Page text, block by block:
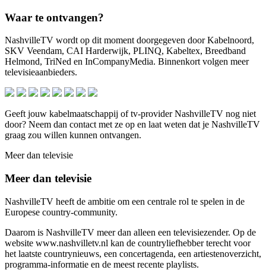
Waar te ontvangen?
NashvilleTV wordt op dit moment doorgegeven door Kabelnoord,
SKV Veendam, CAI Harderwijk, PLINQ, Kabeltex, Breedband
Helmond, TriNed en InCompanyMedia. Binnenkort volgen meer
televisieaanbieders.
Geeft jouw kabelmaatschappij of tv-provider NashvilleTV nog niet
door? Neem dan contact met ze op en laat weten dat je NashvilleTV
graag zou willen kunnen ontvangen.
Meer dan televisie
Meer dan televisie
NashvilleTV heeft de ambitie om een centrale rol te spelen in de
Europese country-community.
Daarom is NashvilleTV meer dan alleen een televisiezender. Op de
website www.nashvilletv.nl kan de countryliefhebber terecht voor
het laatste countrynieuws, een concertagenda, een artiestenoverzicht,
programma-informatie en de meest recente playlists.